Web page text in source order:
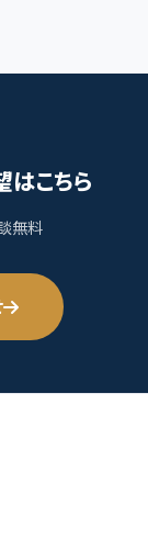
はこちら
無料